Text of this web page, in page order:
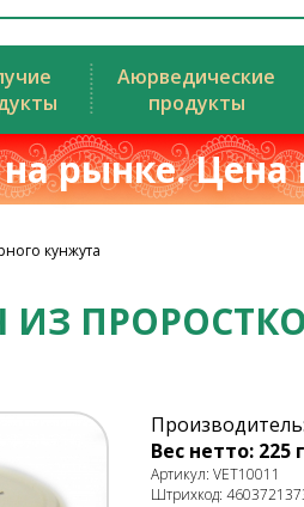
Аюрведические
продукты
рынке.
кунжута
ИЗ
Вес нетто: 225 г
Артикул: VET10011
Штрихкод: